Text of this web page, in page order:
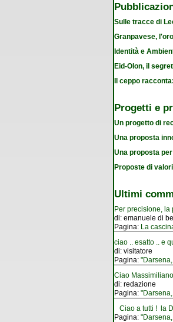
Sulle tracce di
Granpavese,
Identità e
Eid-Olon, il
Il ceppo
Progetti e
Un progetto di
Una proposta
Una proposta
Proposte di
Ultimi
Per precisione, la
di: emanuele di
Pagina: La
ciao .. esatto .. e
di: visitatore
Pagina:
Ciao
di: redazione
Pagina:
Ciao a tutti ! la
Pagina: